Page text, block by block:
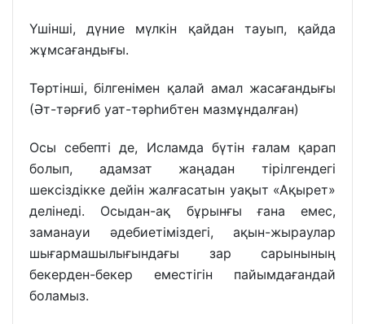
Үшінші, дүние мүлкін қайдан тауып, қайда
жұмсағандығы.
Төртінші, білгенімен қалай амал жасағандығы
(Әт-тәрғиб уат-тәрһибтен мазмұндалған)
Осы себепті де, Исламда бүтін ғалам қарап
болып, адамзат жаңадан тірілгендегі
шексіздікке дейін жалғасатын уақыт «Ақырет»
делінеді. Осыдан-ақ бұрынғы ғана емес,
заманауи әдебиетіміздегі, ақын-жыраулар
шығармашылығындағы зар сарынының
бекерден-бекер еместігін пайымдағандай
боламыз.